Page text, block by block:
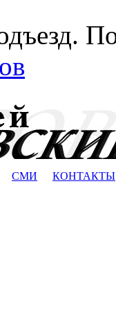
СМИ КОНТАКТЫ